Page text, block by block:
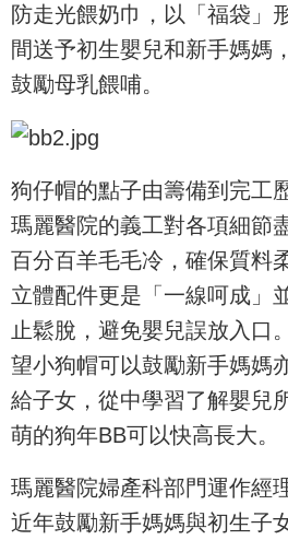
防走光餵奶巾，以「福袋」
間送予初生嬰兒和新手媽媽
鼓勵母乳餵哺。
狗仔帽的點子由籌備到完工
瑪麗醫院的義工對各項細節
百分百羊毛毛冷，確保質料
立體配件更是「一線呵成」
止鬆脫，避免嬰兒誤放入口
望小狗帽可以鼓勵新手媽媽
給子女，從中學習了解嬰兒
萌的狗年BB可以快高長大。
瑪麗醫院婦產科部門運作經
近年鼓勵新手媽媽與初生子